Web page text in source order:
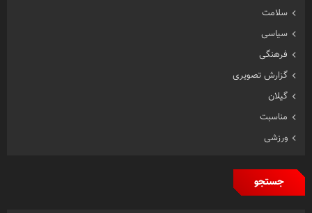
سلامت
سیاسی
فرهنگی
گزارش تصویری
گیلان
مناسبت
ورزشی
جستجو